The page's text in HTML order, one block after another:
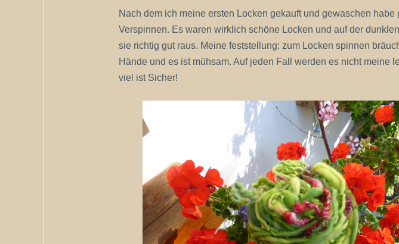
Nach dem ich meine ersten Locken gekauft und gewaschen habe
Verspinnen. Es waren wirklich schöne Locken und auf der
sie richtig gut raus. Meine feststellung; zum Locken spinnen
Hände und es ist mühsam. Auf jeden Fall werden es nicht meine
viel ist Sicher!